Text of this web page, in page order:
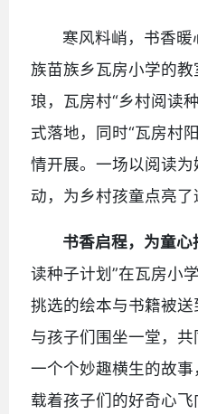
寒风料峭，书香
族苗族乡瓦房小学的
琅，瓦房村“乡村阅读
式落地，同时“瓦房村
情开展。一场以阅读
动，为乡村孩童点亮了
书香启程，为童
读种子计划”在瓦房小
挑选的绘本与书籍被
与孩子们围坐一堂，共
一个个妙趣横生的故事
载着孩子们的好奇心